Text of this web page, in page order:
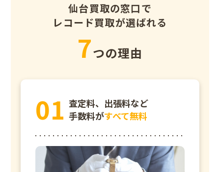
仙台買取の窓口で
レコード買取が選ばれる
7つの理由
査定料、出張料など
手数料がすべて無料